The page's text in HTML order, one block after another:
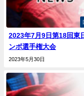
2023年7月9日第18回東
ンボ選手権大会
2023年5月30日